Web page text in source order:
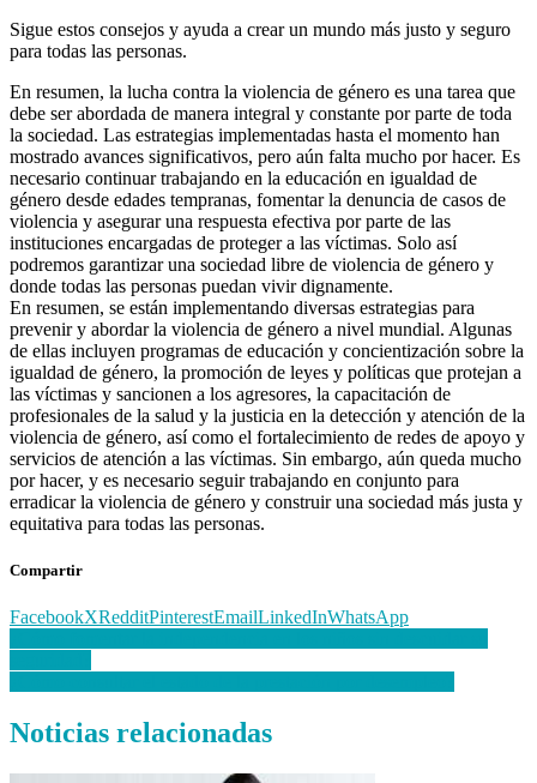
Sigue estos consejos y ayuda a crear un mundo más justo y seguro
para todas las personas.
En resumen, la lucha contra la violencia de género es una tarea que
debe ser abordada de manera integral y constante por parte de toda
la sociedad. Las estrategias implementadas hasta el momento han
mostrado avances significativos, pero aún falta mucho por hacer. Es
necesario continuar trabajando en la educación en igualdad de
género desde edades tempranas, fomentar la denuncia de casos de
violencia y asegurar una respuesta efectiva por parte de las
instituciones encargadas de proteger a las víctimas. Solo así
podremos garantizar una sociedad libre de violencia de género y
donde todas las personas puedan vivir dignamente.
En resumen, se están implementando diversas estrategias para
prevenir y abordar la violencia de género a nivel mundial. Algunas
de ellas incluyen programas de educación y concientización sobre la
igualdad de género, la promoción de leyes y políticas que protejan a
las víctimas y sancionen a los agresores, la capacitación de
profesionales de la salud y la justicia en la detección y atención de la
violencia de género, así como el fortalecimiento de redes de apoyo y
servicios de atención a las víctimas. Sin embargo, aún queda mucho
por hacer, y es necesario seguir trabajando en conjunto para
erradicar la violencia de género y construir una sociedad más justa y
equitativa para todas las personas.
Compartir
FacebookXRedditPinterestEmailLinkedInWhatsApp
Navegación
de
Noticias relacionadas